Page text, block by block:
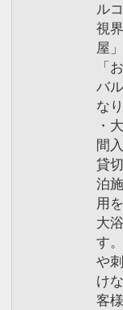
ル
視
屋
「
バ
な
・
間
貸
泊
用
大
す
や
け
客